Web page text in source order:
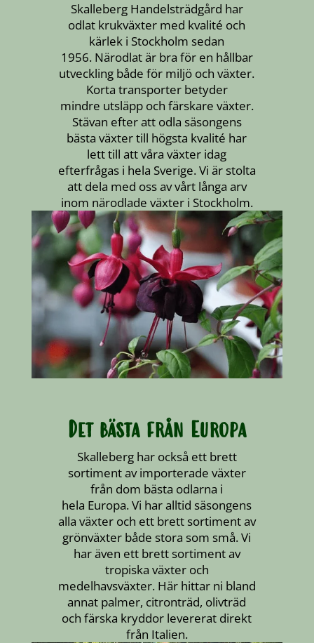
Skalleberg Handelsträdgård har
odlat krukväxter med kvalité och
kärlek i Stockholm sedan
1956. Närodlat är bra för en hållbar
utveckling både för miljö och växter.
Korta transporter betyder
mindre utsläpp och färskare växter.
Stävan efter att odla säsongens
bästa växter till högsta kvalité har
lett till att våra växter idag
efterfrågas i hela Sverige. Vi är stolta
att dela med oss av vårt långa arv
inom närodlade växter i Stockholm.
Det bästa från Europa
Skalleberg har också ett brett
sortiment av importerade växter
från dom bästa odlarna i
hela Europa. Vi har alltid säsongens
alla växter och ett brett sortiment av
grönväxter både stora som små.Vi
har även ett brett sortiment av
tropiska växter och
medelhavsväxter. Här hittar ni bland
annat palmer, citronträd, olivträd
och färska kryddor levererat direkt
från Italien.